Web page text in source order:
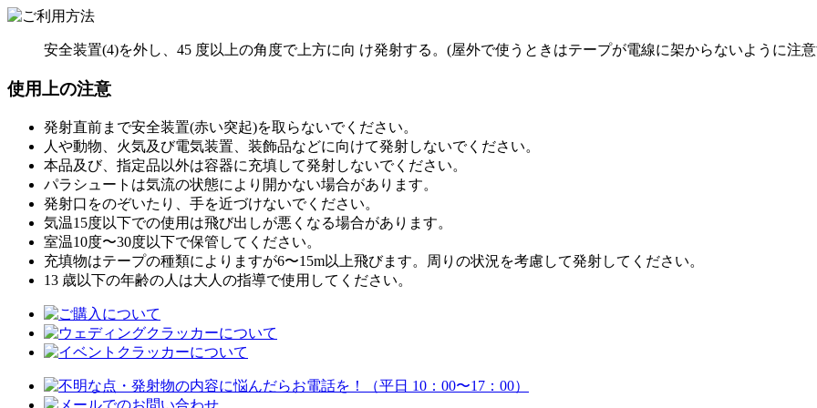
安全装置(4)を外し、45 度以上の角度で上方に向 け発射する。(屋外で使うときはテープが電線に架からないように注
使用上の注意
発射直前まで安全装置(赤い突起)を取らないでください。
人や動物、火気及び電気装置、装飾品などに向けて発射しないでください。
本品及び、指定品以外は容器に充填して発射しないでください。
パラシュートは気流の状態により開かない場合があります。
発射口をのぞいたり、手を近づけないでください。
気温15度以下での使用は飛び出しが悪くなる場合があります。
室温10度〜30度以下で保管してください。
充填物はテープの種類によりますが6〜15m以上飛びます。周りの状況を考慮して発射してください。
13 歳以下の年齢の人は大人の指導で使用してください。